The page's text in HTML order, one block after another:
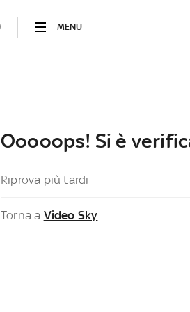
MENU
Ooooops! Si è
Riprova più tardi
Torna a Video Sky